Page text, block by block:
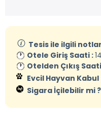
Tesis ile ilgili notlar
Otele Giriş Saati :
Otelden Çıkış
Evcil Hayvan Kabul
Sigara İçilebilir mi